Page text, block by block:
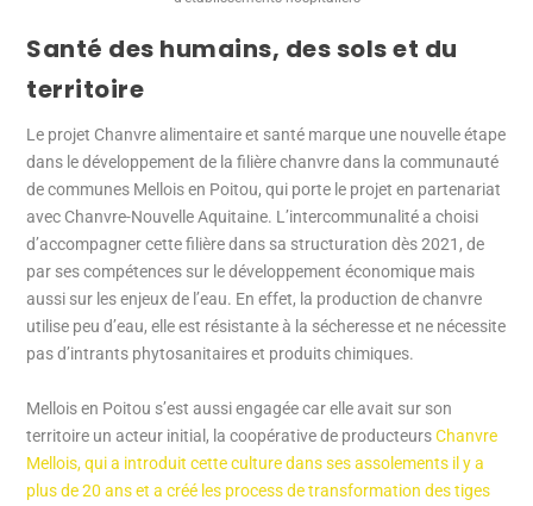
Santé des humains, des sols et du
territoire
Le projet Chanvre alimentaire et santé marque une nouvelle étape
dans le développement de la filière chanvre dans la communauté
de communes Mellois en Poitou, qui porte le projet en partenariat
avec Chanvre-Nouvelle Aquitaine. L’intercommunalité a choisi
d’accompagner cette filière dans sa structuration dès 2021, de
par ses compétences sur le développement économique mais
aussi sur les enjeux de l’eau. En effet, la production de chanvre
utilise peu d’eau, elle est résistante à la sécheresse et ne nécessite
pas d’intrants phytosanitaires et produits chimiques.
Mellois en Poitou s’est aussi engagée car elle avait sur son
territoire un acteur initial, la coopérative de producteursChanvre
Mellois, qui a introduit cette culture dans ses assolements il y a
plus de 20 ans et a créé les process de transformation des tiges